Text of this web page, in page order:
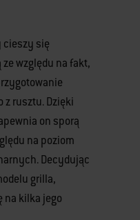
cieszy się
względu na fakt,
rusztu. Dzięki
on sporą
na poziom
Decydując
grilla,
na kilka jego